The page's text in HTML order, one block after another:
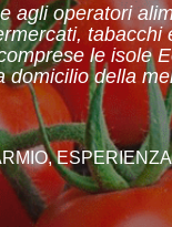
agli operatori
tabacchi
le isole
domicilio della